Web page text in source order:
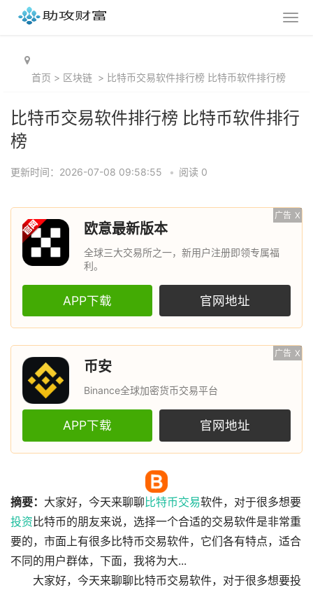
首页 > 区块链 > 比特币交易软件排行榜 比特币软件排行榜
比特币交易软件排行榜 比特币软件排行
榜
更新时间：2026-07-08 09:58:55 • 阅读 0
广告 X
欧意最新版本
全球三大交易所之一，新用户注册即领专属福
利。
APP下载 官网地址
广告 X
币安
Binance全球加密货币交易平台
APP下载 官网地址
摘要： 大家好，今天来聊聊 比特币交易软件，对于很多想要
投资 比特币的朋友来说，选择一个合适的交易软件是非常重
要的，市面上有很多比特币交易软件，它们各有特点，适合
不同的用户群体，下面，我将为大...
大家好，今天来聊聊比特币交易软件，对于很多想要投